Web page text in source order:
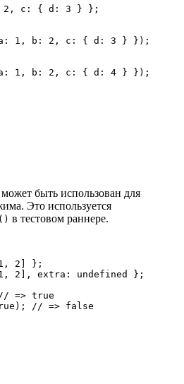
2 , c: { d: 3 } };
1 , b: 2 , c: { d: 3 } });
1 , b: 2 , c: { d: 4 } });
быть использован для
Это используется
в тестовом раннере.
, 2 ] };
, 2 ], extra: undefined
};
// => true
); // => false